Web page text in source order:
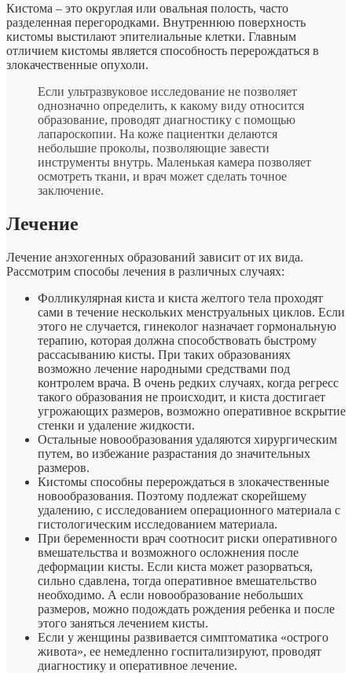
Кистома – это округлая или овальная полость, часто
разделенная перегородками. Внутреннюю поверхность
кистомы выстилают эпителиальные клетки. Главным
отличием кистомы является способность перерождаться в
злокачественные опухоли.
Если ультразвуковое исследование не позволяет
однозначно определить, к какому виду относится
образование, проводят диагностику с помощью
лапароскопии. На коже пациентки делаются
небольшие проколы, позволяющие завести
инструменты внутрь. Маленькая камера позволяет
осмотреть ткани, и врач может сделать точное
заключение.
Лечение
Лечение анэхогенных образований зависит от их вида.
Рассмотрим способы лечения в различных случаях:
Фолликулярная киста и киста желтого тела проходят
сами в течение нескольких менструальных циклов. Если
этого не случается, гинеколог назначает гормональную
терапию, которая должна способствовать быстрому
рассасыванию кисты. При таких образованиях
возможно лечение народными средствами под
контролем врача. В очень редких случаях, когда регресс
такого образования не происходит, и киста достигает
угрожающих размеров, возможно оперативное вскрытие
стенки и удаление жидкости.
Остальные новообразования удаляются хирургическим
путем, во избежание разрастания до значительных
размеров.
Кистомы способны перерождаться в злокачественные
новообразования. Поэтому подлежат скорейшему
удалению, с исследованием операционного материала с
гистологическим исследованием материала.
При беременности врач соотносит риски оперативного
вмешательства и возможного осложнения после
деформации кисты. Если киста может разорваться,
сильно сдавлена, тогда оперативное вмешательство
необходимо. А если новообразование небольших
размеров, можно подождать рождения ребенка и после
этого заняться лечением кисты.
Если у женщины развивается симптоматика «острого
живота», ее немедленно госпитализируют, проводят
диагностику и оперативное лечение.